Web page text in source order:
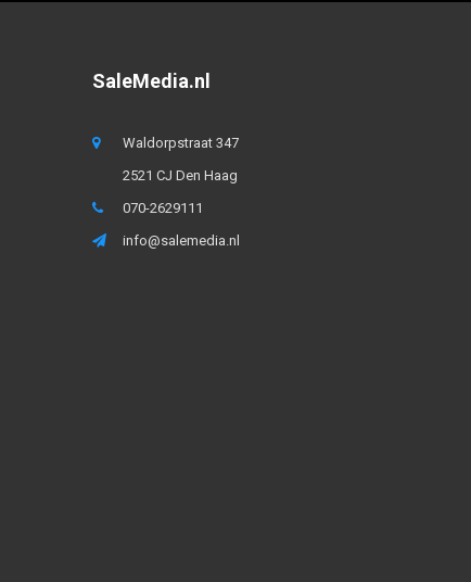
SaleMedia.nl
Waldorpstraat 347
2521 CJ Den Haag
070-2629111
info@salemedia.nl